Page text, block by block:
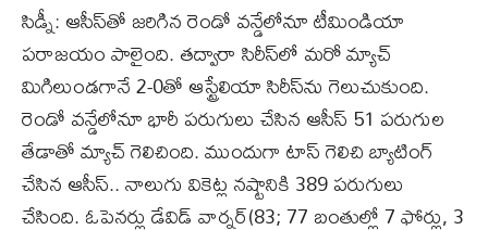
సిడ్నీ: ఆసీస్‌తో జరిగిన రెండో వన్డేలోనూ టీమిండియా
పరాజయం పాలైంది. తద్వారా సిరీస్‌లో మరో మ్యాచ్‌
మిగిలుండగానే 2-0తో ఆస్ట్రేలియా సిరీస్‌ను గెలుచుకుంది.
రెండో వన్డేలోనూ భారీ పరుగులు చేసిన ఆసీస్‌ 51 పరుగుల
తేడాతో మ్యాచ్‌ గెలిచింది. ముందుగా టాస్‌ గెలిచి బ్యాటింగ్‌
చేసిన ఆసీస్‌.. నాలుగు వికెట్ల నష్టానికి 389 పరుగులు
చేసింది. ఓపెనర్లు డేవిడ్ వార్నర్‌(83; 77 బంతుల్లో 7 ఫోర్లు, 3